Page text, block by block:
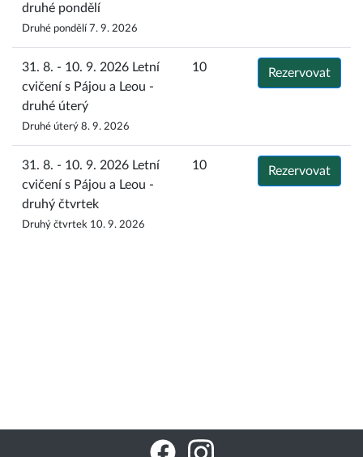
druhé pondělí
Druhé pondělí 7. 9. 2026
31. 8. - 10. 9. 2026 Letní
cvičení s Pájou a Leou -
druhé úterý
Druhé úterý 8. 9. 2026
10 Rezervovat
31. 8. - 10. 9. 2026 Letní
cvičení s Pájou a Leou -
druhý čtvrtek
Druhý čtvrtek 10. 9. 2026
10 Rezervovat